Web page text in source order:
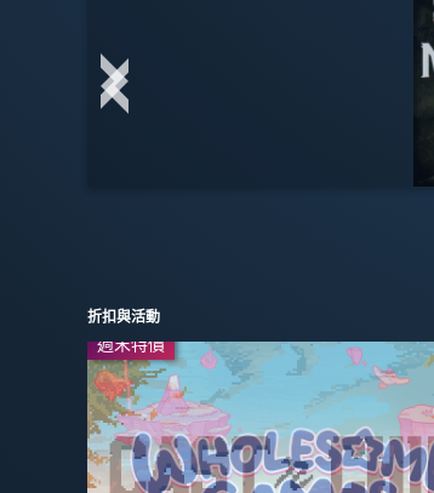
折扣與活動
週末特價
週末特價
今日特惠